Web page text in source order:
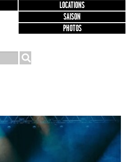
LOCATIONS
SAISON
PHOTOS